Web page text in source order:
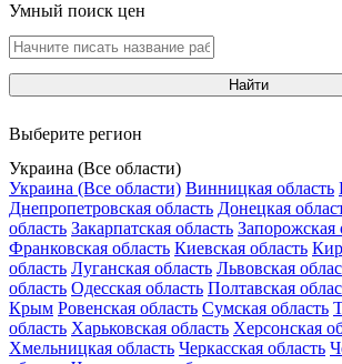
Умный поиск цен
Найти
Выберите регион
Украина (Все области)
Украина (Все области) Винницкая область
Днепропетровская область Донецкая
область Закарпатская область Запорожская
Франковская область Киевская область
область Луганская область Львовская
область Одесская область Полтавская
Крым Ровенская область Сумская область
область Харьковская область Херсонская
Хмельницкая область Черкасская область